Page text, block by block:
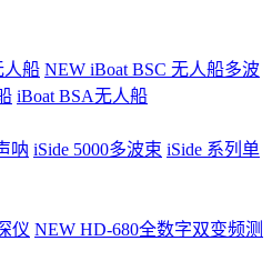
人船 NEW iBoat BSC 无人船多波
iBoat BSA无人船
呐 iSide 5000多波束 iSide 系列单
仪 NEW HD-680全数字双变频测